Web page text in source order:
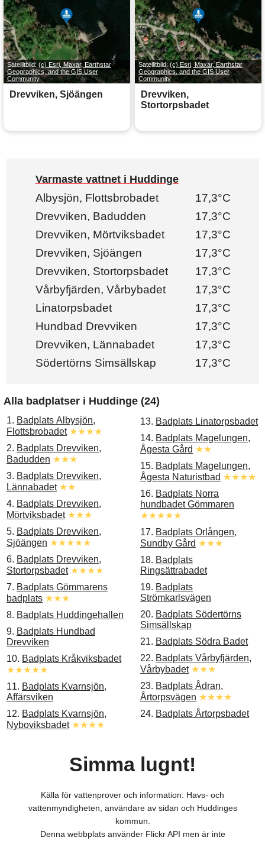
Satellitbild: (c) Esri, Maxar, Earthstar
Geographics, and the GIS User
Community
Drevviken, Sjöängen
Satellitbild:(c) Esri, Maxar, Earthstar
Geographics, and the GIS User
Community
Drevviken,
Stortorpsbadet
Varmaste vattnet i Huddinge
Albysjön, Flottsbrobadet
17,3°C
Drevviken, Badudden
17,3°C
Drevviken, Mörtviksbadet
17,3°C
Drevviken, Sjöängen
17,3°C
Drevviken, Stortorpsbadet
17,3°C
Vårbyfjärden, Vårbybadet
17,3°C
Linatorpsbadet
17,3°C
Hundbad Drevviken
17,3°C
Drevviken, Lännabadet
17,3°C
Södertörns Simsällskap
17,3°C
Alla badplatser i Huddinge (24)
1. Badplats Albysjön,
Flottsbrobadet ★★★★
2. Badplats Drevviken,
Badudden ★★★
3. Badplats Drevviken,
Lännabadet ★★
4. Badplats Drevviken,
Mörtviksbadet ★★★
5. Badplats Drevviken,
Sjöängen ★★★★★
6. Badplats Drevviken,
Stortorpsbadet ★★★★
7. Badplats Gömmarens
badplats ★★★
8. Badplats Huddingehallen
9. Badplats Hundbad
Drevviken
10. Badplats Kråkviksbadet
★★★★★
11. Badplats Kvarnsjön,
Affärsviken
12. Badplats Kvarnsjön,
Nyboviksbadet ★★★★
13. Badplats Linatorpsbadet
14. Badplats Magelungen,
Ågesta Gård ★★
15. Badplats Magelungen,
Ågesta Naturistbad ★★★★
16. Badplats Norra
hundbadet Gömmaren
★★★★★
17. Badplats Orlången,
Sundby Gård ★★★
18. Badplats
Ringsättrabadet
19. Badplats
Strömkarlsvägen
20. Badplats Södertörns
Simsällskap
21. Badplats Södra Badet
22. Badplats Vårbyfjärden,
Vårbybadet ★★★
23. Badplats Ådran,
Årtorpsvägen ★★★★
24. Badplats Årtorpsbadet
Simma lugnt!
Källa för vattenprover och information: Havs- och
vattenmyndigheten, användare av sidan och Huddinges
kommun.
Denna webbplats använder Flickr API men är inte